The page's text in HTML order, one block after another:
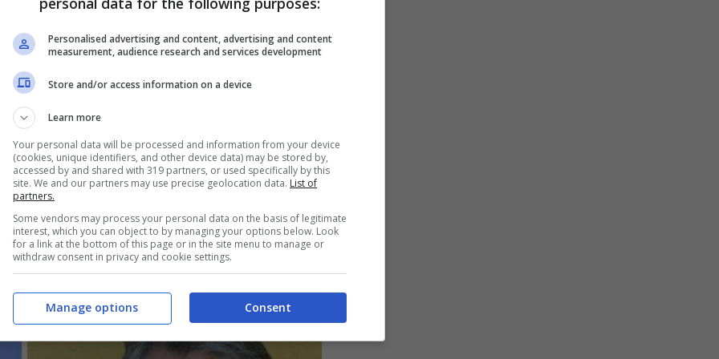
detto sull’ex fidanzata
Personalised advertising and content, advertising and content
measurement, audience research and services development
Store and/or access information on a device
Learn more
Your personal data will be processed and information from your device
(cookies, unique identifiers, and other device data) may be stored by,
accessed by and shared with 319 partners, or used specifically by this
site. We and our partners may use precise geolocation data. List of
partners.
Some vendors may process your personal data on the basis of legitimate
interest, which you can object to by managing your options below. Look
for a link at the bottom of this page or in the site menu to manage or
withdraw consent in privacy and cookie settings.
Consent
Manage options